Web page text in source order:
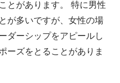
とがあります。 特に男性
が多いですが、女性の場
ダーシップをアピールし
ーズをとることがありま